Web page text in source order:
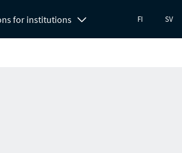
for institutions FI SV